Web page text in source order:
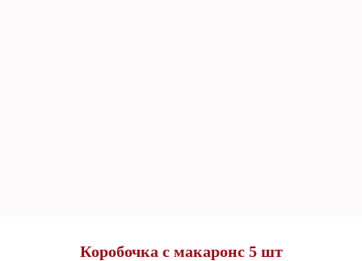
Коробочка с макаронс 5 шт